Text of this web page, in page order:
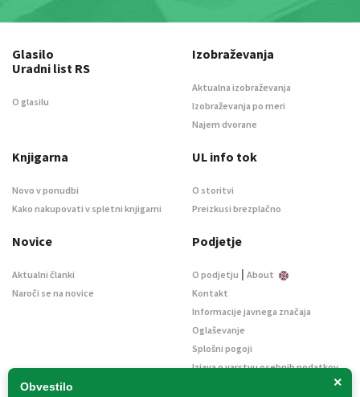
×
Obvestilo
Glasilo
Uradni list RS
O glasilu
Izobraževanja
Aktualna izobraževanja
Izobraževanja po meri
Najem dvorane
Knjigarna
Novo v ponudbi
Kako nakupovati v spletni knjigarni
UL info tok
O storitvi
Preizkusi brezplačno
Novice
Aktualni članki
Naroči se na novice
Podjetje
O podjetju | About
Kontakt
Informacije javnega značaja
Oglaševanje
Splošni pogoji
Izjava o varstvu osebnih podatkov